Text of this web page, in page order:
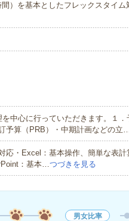
）を基本としたフレックスタイ
中心に行っていただきます。１
予算（PRB）・中期計画などの立
応・Excel：基本操作、簡単な表
：基本…つづきを見る
男女比率